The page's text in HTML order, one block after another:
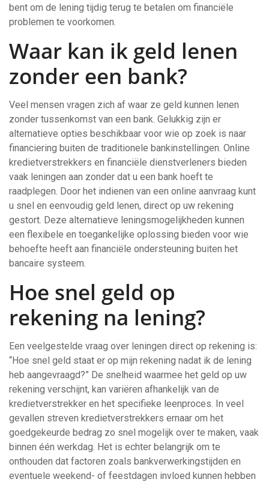
bent om de lening tijdig terug te betalen om financiële
problemen te voorkomen.
Waar kan ik geld lenen
zonder een bank?
Veel mensen vragen zich af waar ze geld kunnen lenen
zonder tussenkomst van een bank. Gelukkig zijn er
alternatieve opties beschikbaar voor wie op zoek is naar
financiering buiten de traditionele bankinstellingen. Online
kredietverstrekkers en financiële dienstverleners bieden
vaak leningen aan zonder dat u een bank hoeft te
raadplegen. Door het indienen van een online aanvraag kunt
u snel en eenvoudig geld lenen, direct op uw rekening
gestort. Deze alternatieve leningsmogelijkheden kunnen
een flexibele en toegankelijke oplossing bieden voor wie
behoefte heeft aan financiële ondersteuning buiten het
bancaire systeem.
Hoe snel geld op
rekening na lening?
Een veelgestelde vraag over leningen direct op rekening is:
“Hoe snel geld staat er op mijn rekening nadat ik de lening
heb aangevraagd?” De snelheid waarmee het geld op uw
rekening verschijnt, kan variëren afhankelijk van de
kredietverstrekker en het specifieke leenproces. In veel
gevallen streven kredietverstrekkers ernaar om het
goedgekeurde bedrag zo snel mogelijk over te maken, vaak
binnen één werkdag. Het is echter belangrijk om te
onthouden dat factoren zoals bankverwerkingstijden en
eventuele weekend- of feestdagen invloed kunnen hebben